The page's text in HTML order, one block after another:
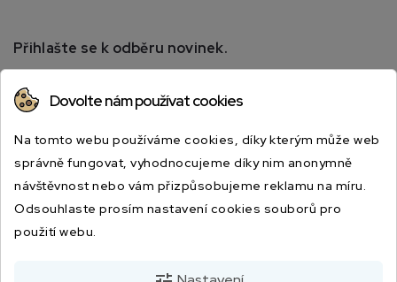
Přihlašte se k odběru novinek.
speciálních slevách.
Dovolte nám používat cookies
Na tomto webu používáme cookies, díky kterým může web
správně fungovat, vyhodnocujeme díky nim anonymně
návštěvnost nebo vám přizpůsobujeme reklamu na míru.
Odsouhlaste prosím nastavení cookies souborů pro
použití webu.